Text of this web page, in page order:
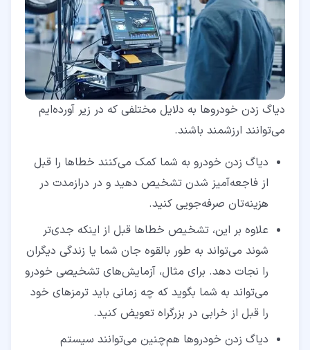
دیاگ زدن خودروها به دلایل مختلفی که در زیر آورده‌ایم
می‌توانند ارزشمند باشند.
دیاگ زدن خودرو به شما کمک می‌کنند خطاها را قبل
از فاجعه‌آمیز شدن تشخیص دهید و در درازمدت در
هزینه‌تان صرفه‌جویی کنید.
علاوه بر این، تشخیص خطاها قبل از اینکه جدی‌تر
شوند می‌تواند به طور بالقوه جان شما یا زندگی دیگران
را نجات دهد. برای مثال، آزمایش‌های تشخیصی خودرو
می‌تواند به شما بگوید که چه زمانی باید ترمزهای خود
را قبل از خرابی در بزرگراه تعویض کنید.
دیاگ زدن خودروها هم‌چنین می‌توانند سیستم